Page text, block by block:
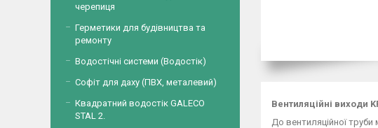
Вентиляційні виходи
До вентиляційної
черепиця
Герметики для будівництва та
ремонту
Водостічні системи (Водостік)
Софіт для даху (ПВХ, металевий)
Квадратний водостік GALECO
STAL 2.